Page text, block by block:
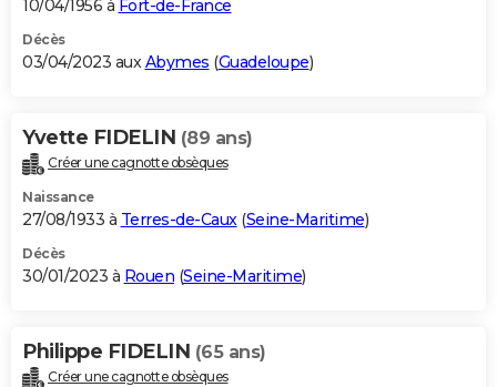
10/04/1956 à Fort-de-France
Décès
03/04/2023 auxAbymes (Guadeloupe)
Yvette FIDELIN (89 ans)
Créer une cagnotte obsèques
Naissance
27/08/1933 à Terres-de-Caux(Seine-Maritime)
Décès
30/01/2023 à Rouen (Seine-Maritime)
Philippe FIDELIN (65 ans)
Créer une cagnotte obsèques